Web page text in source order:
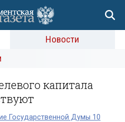
Новости
капитала
Государственной Думы 10